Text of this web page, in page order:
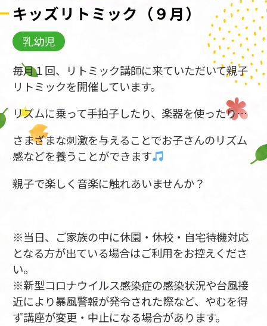
キッズリトミック（９月）
乳幼児
毎月１回、リトミック講師に来ていただいて親子
リトミックを開催しています。
リズムに乗って手拍子したり、楽器を使ったり…
さまざまな刺激を与えることでお子さんのリズム
感などを養うことができます
親子で楽しく音楽に触れあいませんか？
※当日、ご家族の中に休園・休校・自宅待機対応
となる方が出ている場合はご利用をお控えくださ
い。
※新型コロナウイルス感染症の感染状況や台風接
近により暴風警報が発令された際など、やむを得
ず講座が変更・中止になる場合があります。